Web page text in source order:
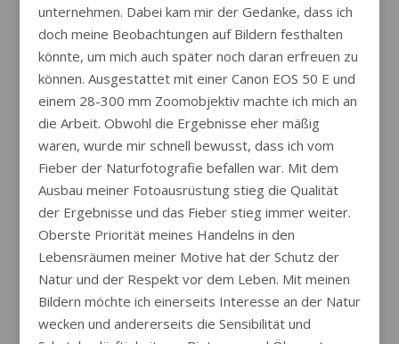
unternehmen. Dabei kam mir der Gedanke, dass ich
doch meine Beobachtungen auf Bildern festhalten
könnte, um mich auch später noch daran erfreuen zu
können. Ausgestattet mit einer Canon EOS 50 E und
einem 28-300 mm Zoomobjektiv machte ich mich an
die Arbeit. Obwohl die Ergebnisse eher mäßig
waren, wurde mir schnell bewusst, dass ich vom
Fieber der Naturfotografie befallen war. Mit dem
Ausbau meiner Fotoausrüstung stieg die Qualität
der Ergebnisse und das Fieber stieg immer weiter.
Oberste Priorität meines Handelns in den
Lebensräumen meiner Motive hat der Schutz der
Natur und der Respekt vor dem Leben. Mit meinen
Bildern möchte ich einerseits Interesse an der Natur
wecken und andererseits die Sensibilität und